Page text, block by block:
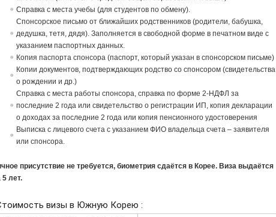
Справка с места учебы (для студентов по обмену).
Спонсорское письмо от ближайших родственников (родители, бабушка,
дедушка, тетя, дядя). Заполняется в свободной форме в печатном виде с
указанием паспортных данных.
Копия паспорта спонсора (паспорт, который указан в спонсорском письме)
Копии документов, подтверждающих родство со спонсором (свидетельства
о рождении и др.)
Справка с места работы спонсора, справка по форме 2-НДФЛ за
последние 2 года или свидетельство о регистрации ИП, копия декларации
о доходах за последние 2 года или копия пенсионного удостоверения
Выписка с лицевого счета с указанием ФИО владельца счета – заявителя
или спонсора.
присутствие не требуется, биометрия сдаётся в Корее. Виза выдаётся
5 лет.